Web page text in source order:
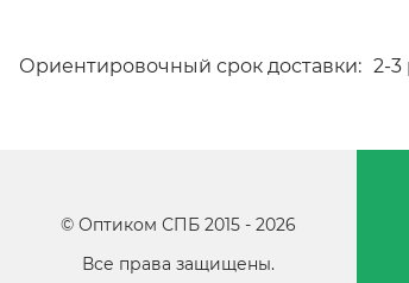
Ориентировочный срок доставки: 2-3
© Оптиком СПБ 2015 - 2026
Все права защищены.